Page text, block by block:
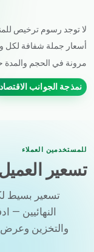
لا توجد رسوم ترخيص
أسعار جملة شفافة لكل
مرونة في الحجم والمدة
نمذجة الجوانب
للمستخدمين العملاء
تسعير
تسعير بسيط
النهائيين —
والتخزين وعرض